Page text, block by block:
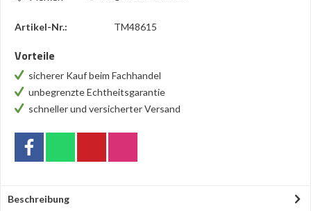
Artikel-Nr.: TM48615
Vorteile
sicherer Kauf beim Fachhandel
unbegrenzte Echtheitsgarantie
schneller und versicherter Versand
Beschreibung